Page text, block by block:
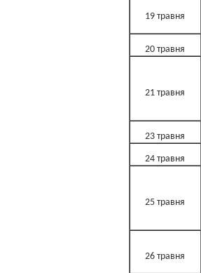
19 травня
20 травня
21 травня
23 травня
24 травня
25 травня
26 травня